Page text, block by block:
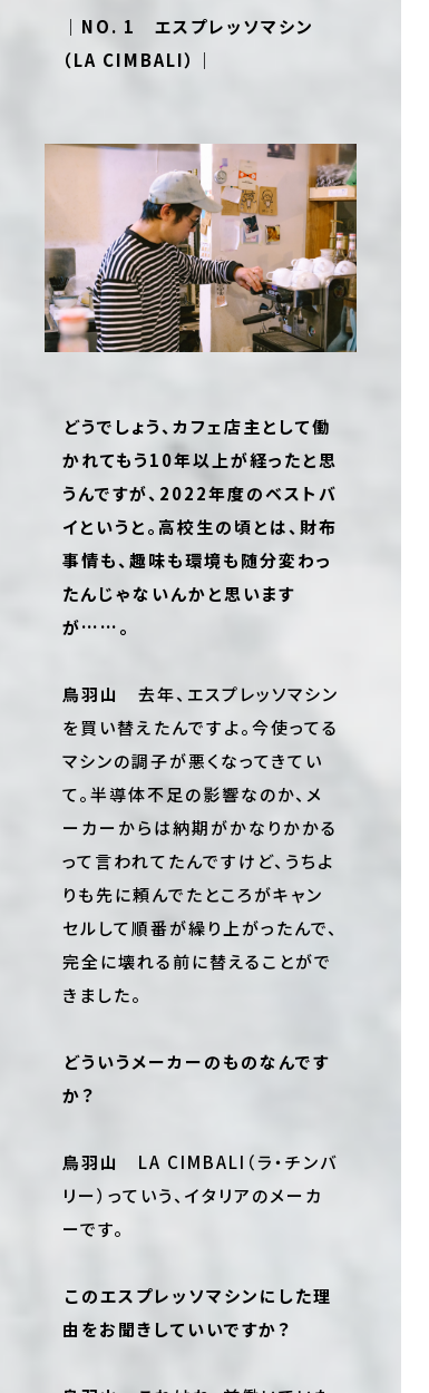
｜NO. 1 エスプレッソマシン
（LA CIMBALI）｜
――どうでしょう、カフェ店主として働
かれてもう10年以上が経ったと思
うんですが、2022年度のベストバ
イというと。高校生の頃とは、財布
事情も、趣味も環境も随分変わっ
たんじゃないんかと思います
が……。
鳥羽山 去年、エスプレッソマシン
を買い替えたんですよ。今使ってる
マシンの調子が悪くなってきてい
て。半導体不足の影響なのか、メ
ーカーからは納期がかなりかかる
って言われてたんですけど、うちよ
りも先に頼んでたところがキャン
セルして順番が繰り上がったんで、
完全に壊れる前に替えることがで
きました。
――どういうメーカーのものなんです
か？
鳥羽山
LA CIMBALI（ラ・チンバ
リー）っていう、イタリアのメーカ
ーです。
――このエスプレッソマシンにした理
由をお聞きしていいですか？